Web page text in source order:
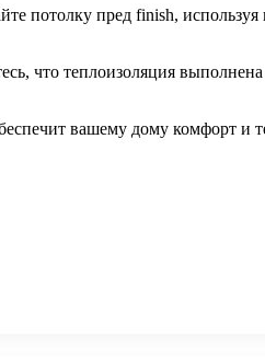
потолку пред finish,
что теплоизоляция
вашему дому комфорт и